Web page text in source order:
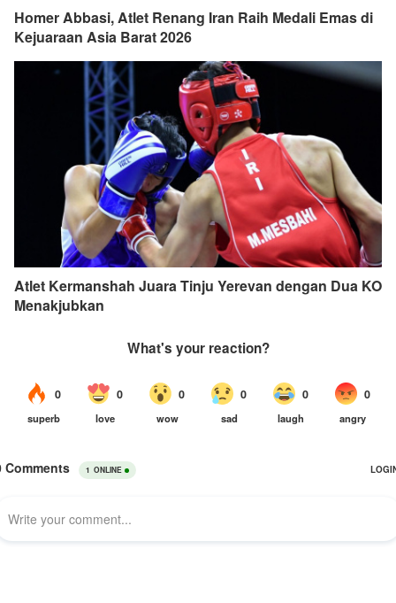
Homer Abbasi, Atlet Renang Iran Raih Medali Emas di
Kejuaraan Asia Barat 2026
Atlet Kermanshah Juara Tinju Yerevan dengan Dua KO
Menakjubkan